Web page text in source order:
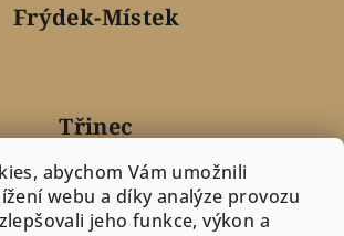
abychom Vám umožnili
webu a díky analýze provozu
jeho funkce, výkon a
Frýdek-Místek
Třinec